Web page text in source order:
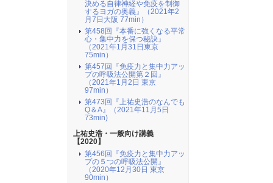
決める自律神経や免疫を制御
するヨガの奥義』（2021年2
月7日大阪 77min）
第458回『本番に強くなる平常
心・集中力を保つ秘訣』
（2021年1月31日東京
75min）
第457回『免疫力と集中力アッ
プの呼吸法公開第２回』
（2021年1月2日 東京
97min）
第473回『上祐史浩のなんでも
Q＆A』（2021年11月5日
73min)
上祐史浩・一般向け講義
【2020】
第456回『免疫力と集中力アッ
プの５つの呼吸法公開』
（2020年12月30日 東京
90min）